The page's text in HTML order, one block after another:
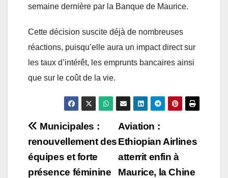
semaine dernière par la Banque de Maurice.
Cette décision suscite déjà de nombreuses
réactions, puisqu’elle aura un impact direct sur
les taux d’intérêt, les emprunts bancaires ainsi
que sur le coût de la vie.
Post
navigation
Aviation :
Ethiopian Airlines
atterrit enfin à
Maurice, la Chine
Municipales :
renouvellement des
équipes et forte
présence féminine